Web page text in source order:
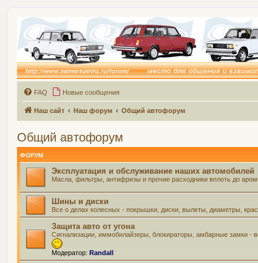
FAQ Новые сообщения
Наш сайт Наш форум Общий автофорум
Общий автофорум
ФОРУМ
Эксплуатация и обслуживание наших автомобилей
Масла, фильтры, антифризы и прочие расходники вплоть до
Шины и диски
Все о делах колесных - покрышки, диски, вылеты, диаметры,
Защита авто от угона
Сигнализации, иммобилайзеры, блокираторы, амбарные замки -
Модератор: Randall